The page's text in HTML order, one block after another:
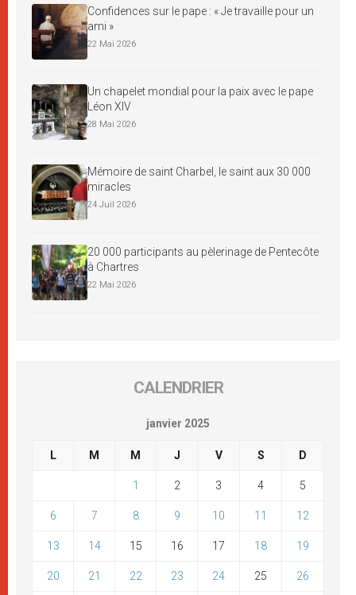
Confidences sur le pape : « Je travaille pour un
ami »
22 Mai 2026
Un chapelet mondial pour la paix avec le pape
Léon XIV
28 Mai 2026
Mémoire de saint Charbel, le saint aux 30 000
miracles
24 Juil 2026
20 000 participants au pèlerinage de Pentecôte
à Chartres
22 Mai 2026
CALENDRIER
janvier 2025
L M M J V S D
1 2 3 4 5
6 7 8 9 10 11 12
13 14 15 16 17 18 19
20 21 22 23 24 25 26